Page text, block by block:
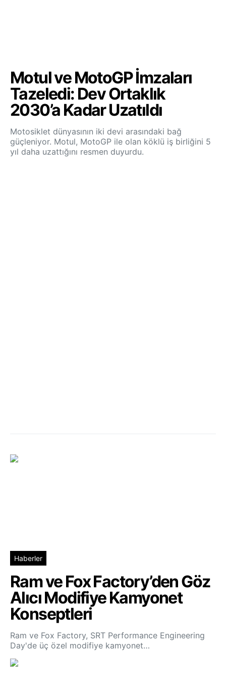
Motul ve MotoGP İmzaları
Tazeledi: Dev Ortaklık
2030’a Kadar Uzatıldı
Motosiklet dünyasının iki devi arasındaki bağ
güçleniyor. Motul, MotoGP ile olan köklü iş birliğini 5
yıl daha uzattığını resmen duyurdu.
Haberler
Ram ve Fox Factory’den Göz
Alıcı Modifiye Kamyonet
Konseptleri
Ram ve Fox Factory, SRT Performance Engineering
Day'de üç özel modifiye kamyonet…